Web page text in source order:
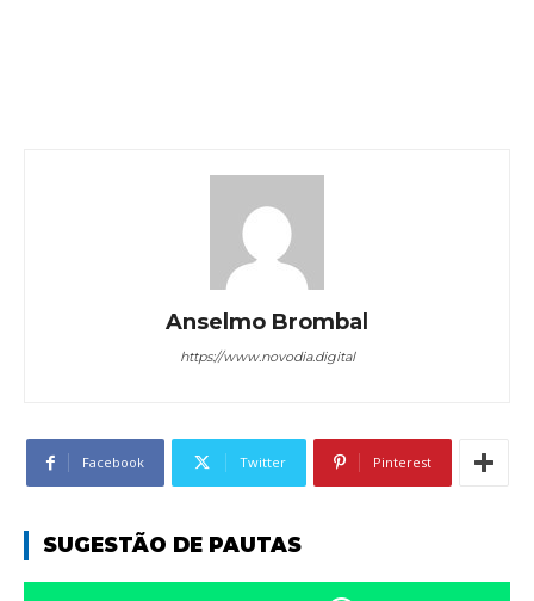
Anselmo Brombal
https://www.novodia.digital
Facebook Twitter Pinterest
SUGESTÃO DE PAUTAS